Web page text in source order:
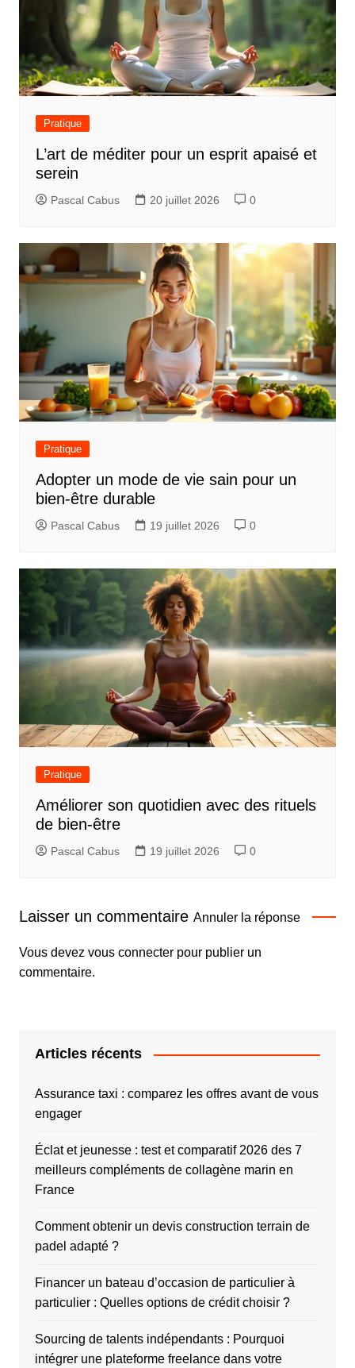
Pratique
L’art de méditer pour un esprit apaisé et
serein
Pascal Cabus 20 juillet 2026 0
Pratique
Adopter un mode de vie sain pour un
bien-être durable
Pascal Cabus 19 juillet 2026 0
Pratique
Améliorer son quotidien avec des rituels
de bien-être
Pascal Cabus 19 juillet 2026 0
Laisser un commentaire Annuler la réponse
Vous devez vous connecterpour publier un
commentaire.
Articles récents
Assurance taxi : comparez les offres avant de vous
engager
Éclat et jeunesse : test et comparatif 2026 des 7
meilleurs compléments de collagène marin en
France
Comment obtenir un devis construction terrain de
padel adapté ?
Financer un bateau d’occasion de particulier à
particulier : Quelles options de crédit choisir ?
Sourcing de talents indépendants : Pourquoi
intégrer une plateforme freelance dans votre